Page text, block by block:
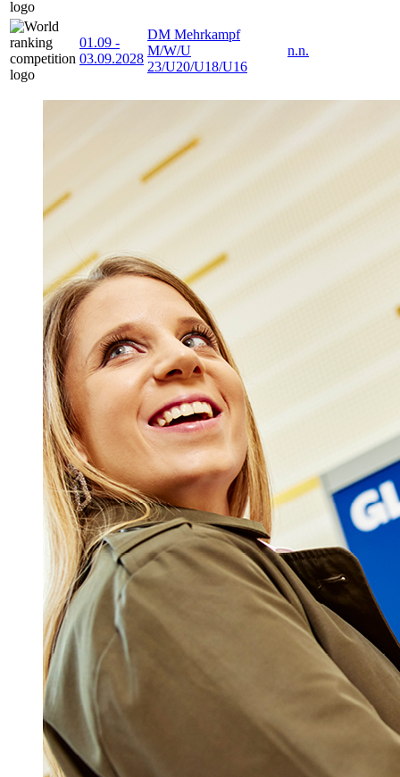
01.09 -
03.09.2028
DM Mehrkampf
M/W/U
23/U20/U18/U16
n.n.